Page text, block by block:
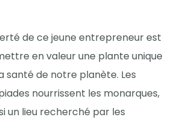
de ce jeune entrepreneur est
en valeur une plante unique
santé de notre planète. Les
nourrissent les monarques,
un lieu recherché par les